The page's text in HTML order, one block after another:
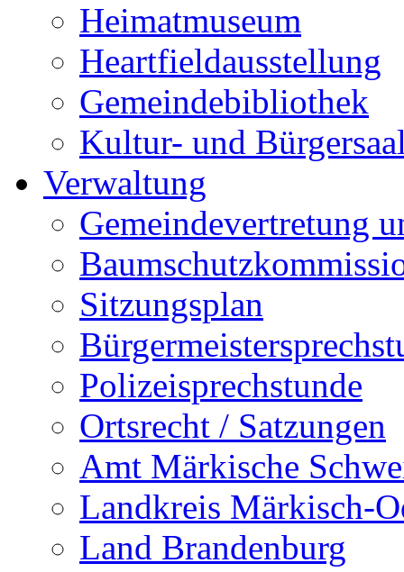
Heimatmuseum
Heartfieldausstellung
Gemeindebibliothek
Kultur- und
Verwaltung
Gemeindevertretung
Sitzungsplan
Polizeisprechstunde
Ortsrecht / Satzungen
Amt Märkische
Landkreis Märkisch-
Land Brandenburg